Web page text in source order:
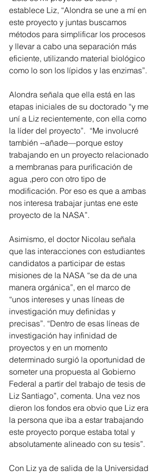
establece Liz, “Alondra se une a mí en
este proyecto y juntas buscamos
métodos para simplificar los procesos
y llevar a cabo una separación más
eficiente, utilizando material biológico
como lo son los lípidos y las enzimas”.
Alondra señala que ella está en las
etapas iniciales de su doctorado “y me
uní a Liz recientemente, con ella como
la líder del proyecto”.  “Me involucré
también --añade—porque estoy
trabajando en un proyecto relacionado
a membranas para purificación de
agua ,pero con otro tipo de
modificación. Por eso es que a ambas
nos interesa trabajar juntas ene este
proyecto de la NASA”.
Asimismo, el doctor Nicolau señala
que las interacciones con estudiantes
candidatos a participar de estas
misiones de la NASA “se da de una
manera orgánica”, en el marco de
“unos intereses y unas líneas de
investigación muy definidas y
precisas”. “Dentro de esas líneas de
investigación hay infinidad de
proyectos y en un momento
determinado surgió la oportunidad de
someter una propuesta al Gobierno
Federal a partir del trabajo de tesis de
Liz Santiago”, comenta. Una vez nos
dieron los fondos era obvio que Liz era
la persona que iba a estar trabajando
este proyecto porque estaba total y
absolutamente alineado con su tesis”.
Con Liz ya de salida de la Universidad